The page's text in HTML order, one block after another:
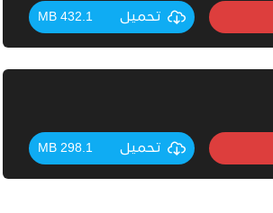
تحميل 432.1 MB
تحميل 298.1 MB